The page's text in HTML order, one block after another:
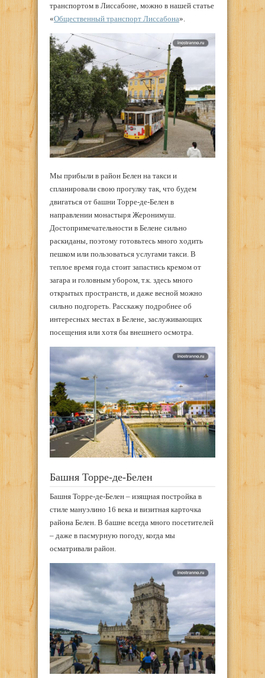
транспортом в Лиссабоне, можно в нашей статье
«Общественный транспорт Лиссабона».
Мы прибыли в район Белен на такси и
спланировали свою прогулку так, что будем
двигаться от башни Торре-де-Белен в
направлении монастыря Жеронимуш.
Достопримечательности в Белене сильно
раскиданы, поэтому готовьтесь много ходить
пешком или пользоваться услугами такси. В
теплое время года стоит запастись кремом от
загара и головным убором, т.к. здесь много
открытых пространств, и даже весной можно
сильно подгореть. Расскажу подробнее об
интересных местах в Белене, заслуживающих
посещения или хотя бы внешнего осмотра.
Башня Торре-де-Белен
Башня Торре-де-Белен – изящная постройка в
стиле мануэлино 16 века и визитная карточка
района Белен. В башне всегда много посетителей
– даже в пасмурную погоду, когда мы
осматривали район.